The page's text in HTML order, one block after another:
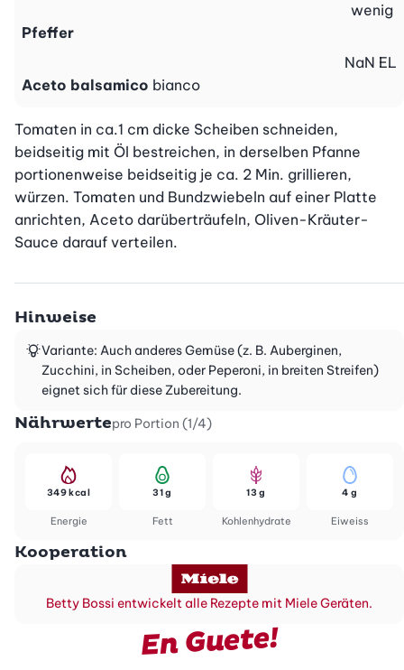
Pfeffer
wenig
Aceto balsamico bianco
NaN EL
Tomaten in ca.1 cm dicke Scheiben schneiden,
beidseitig mit Öl bestreichen, in derselben Pfanne
portionenweise beidseitig je ca. 2 Min. grillieren,
würzen. Tomaten und Bundzwiebeln auf einer Platte
anrichten, Aceto darüberträufeln, Oliven-Kräuter-
Sauce darauf verteilen.
Hinweise
Variante: Auch anderes Gemüse (z. B. Auberginen,
Zucchini, in Scheiben, oder Peperoni, in breiten Streifen)
eignet sich für diese Zubereitung.
Nährwertepro Portion (1/4)
Energie
349 kcal
Fett
31 g
Kohlenhydrate
13 g
Eiweiss
4 g
Kooperation
Betty Bossi entwickelt alle Rezepte mit Miele Geräten.
En Guete!